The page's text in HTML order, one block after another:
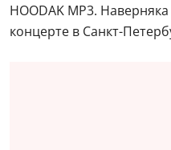
HOODAK MP3.
концерте в Санкт-